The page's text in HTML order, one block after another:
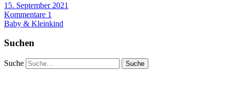
15. September 2021
Kommentare 1
Baby & Kleinkind
Suchen
Suche